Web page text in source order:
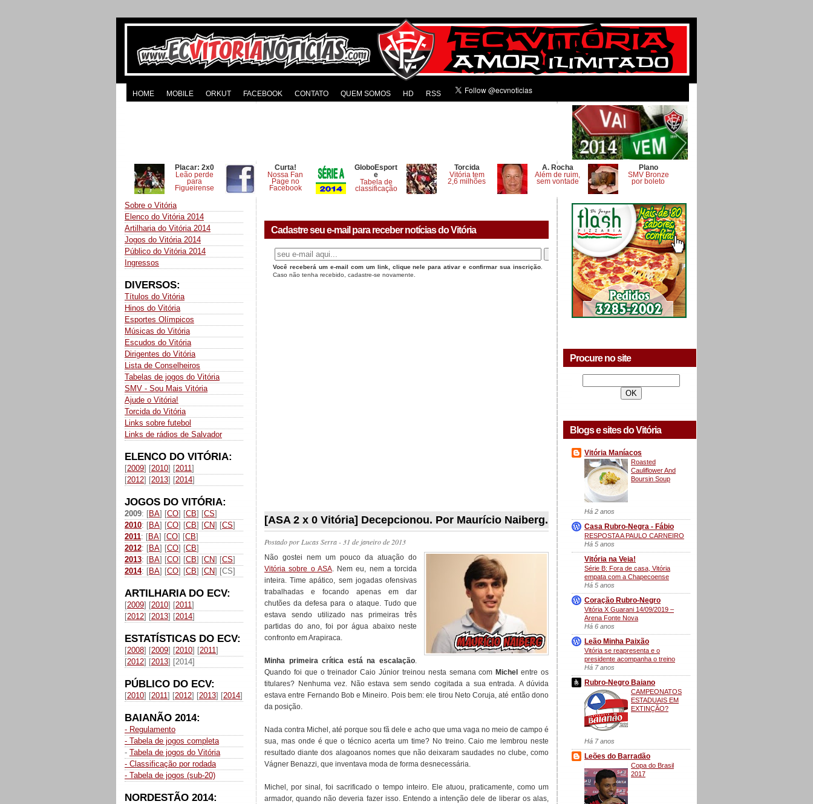
HOME MOBILE ORKUT FACEBOOK CONTATO QUEM SOMOS HD RSS
Placar: 2x0
Leão perde
para
Figueirense
Curta!
Nossa Fan
Page no
Facebook
GloboEsport
e
Tabela de
classificação
Torcida
Vitória tem
2,6 milhões
A. Rocha
Além de ruim,
sem vontade
Plano
SMV Bronze
por boleto
Sobre o Vitória
Elenco do Vitória 2014
Artilharia do Vitória 2014
Jogos do Vitória 2014
Público do Vitória 2014
Ingressos
DIVERSOS:
Títulos do Vitória
Hinos do Vitória
Esportes Olímpicos
Músicas do Vitória
Escudos do Vitória
Dirigentes do Vitória
Lista de Conselheiros
Tabelas de jogos do Vitória
SMV - Sou Mais Vitória
Ajude o Vitória!
Torcida do Vitória
Links sobre futebol
Links de rádios de Salvador
ELENCO DO VITÓRIA:
[2009] [2010] [2011]
[2012] [2013] [2014]
JOGOS DO VITÓRIA:
2009: [BA] [CO] [CB] [CS]
2010: [BA] [CO] [CB] [CN] [CS]
2011: [BA] [CO] [CB]
2012: [BA] [CO] [CB]
2013: [BA] [CO] [CB] [CN] [CS]
2014: [BA] [CO] [CB] [CN] [CS]
ARTILHARIA DO ECV:
[2009] [2010] [2011]
[2012] [2013] [2014]
ESTATÍSTICAS DO ECV:
[2008] [2009] [2010] [2011]
[2012] [2013] [2014]
PÚBLICO DO ECV:
[2010] [2011] [2012] [2013] [2014]
BAIANÃO 2014:
- Regulamento
- Tabela de jogos completa
- Tabela de jogos do Vitória
- Classificação por rodada
- Tabela de jogos (sub-20)
NORDESTÃO 2014:
Cadastre seu e-mail para receber notícias do Vitória
Você receberá um e-mail com um link, clique nele para ativar e confirmar sua inscrição
Caso não tenha recebido, cadastre-se novamente.
[ASA 2 x 0 Vitória] Decepcionou. Por Maurício Naiberg.
Postado porLucas Serra- 31 de janeiro de 2013
Não gostei nem um pouco da atuação do
Vitória sobre o ASA. Nem eu, nem a torcida
inteira. Time apático, sem jogadas ofensivas
trabalhadas e focando apenas em dar
chutões da defesa para o ataque. Tudo que
estava sendo utilizado nas primeiras três
partidas do ano, foi por água abaixo neste
confronto em Arapiraca.
Minha primeira crítica está na escalação.
Quando foi que o treinador Caio Júnior treinou nesta semana com Michel entre os
titulares? Nenhuma vez. Não estava sem sendo cogitada a sua entrada. A dúvida
estava entre Fernando Bob e Mineiro. Pois bem: ele tirou Neto Coruja, até então dono
da posição.
Nada contra Michel, até porque sou fã dele e acho que uma vaga no meio de campo é
sua, mas onde é que o técnico acerta um time? No treino. Caio me lembrou neste
resultado diante dos alagoanos nomes que não deixaram saudades no clube, como
Vágner Benazzi, que inventava moda de forma desnecessária.
Michel, por sinal, foi sacrificado o tempo inteiro. Ele atuou, praticamente, como um
armador, quando não deveria fazer isso. Entendo a intenção dele de liberar os alas,
Procure no site
Blogs e sites do Vitória
Vitória Maníacos
Roasted
Cauliflower And
Boursin Soup
Há 2 anos
Casa Rubro-Negra - Fábio
RESPOSTA A PAULO CARNEIRO
Há 5 anos
Vitória na Veia!
Série B: Fora de casa, Vitória
empata com a Chapecoense
Há 5 anos
Coração Rubro-Negro
Vitória X Guarani 14/09/2019 –
Arena Fonte Nova
Há 6 anos
Leão Minha Paixão
Vitória se reapresenta e o
presidente acompanha o treino
Há 7 anos
Rubro-Negro Baiano
CAMPEONATOS
ESTADUAIS EM
EXTINÇÃO?
Há 7 anos
Leões do Barradão
Copa do Brasil
2017